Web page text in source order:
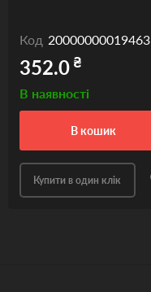
Код 20000000019463
352.0₴
В наявності
в кошик
Купити в один клік